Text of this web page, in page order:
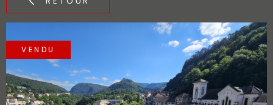
ALERTE
AGENCE
VENDU